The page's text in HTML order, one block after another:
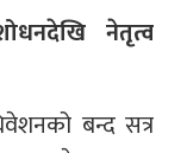
नेतृत्व
बन्द सत्र